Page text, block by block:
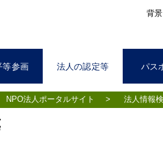
背景
等参画 法人の認定等 パス
NPO法人ポータルサイト > 法人情報